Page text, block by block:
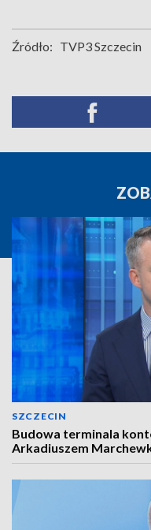
Źródło: TVP3 Szczecin
SZCZECIN
Budowa terminala
Arkadiuszem